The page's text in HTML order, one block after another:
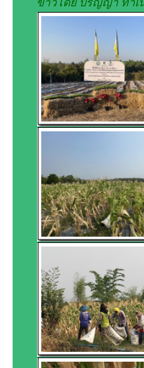
ข่าวโดย ปริญญา ทาเ